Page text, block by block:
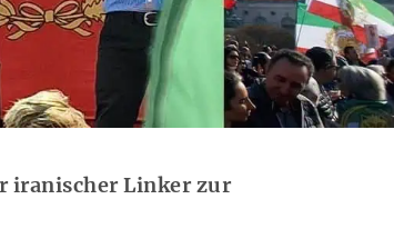
iranischer Linker zur